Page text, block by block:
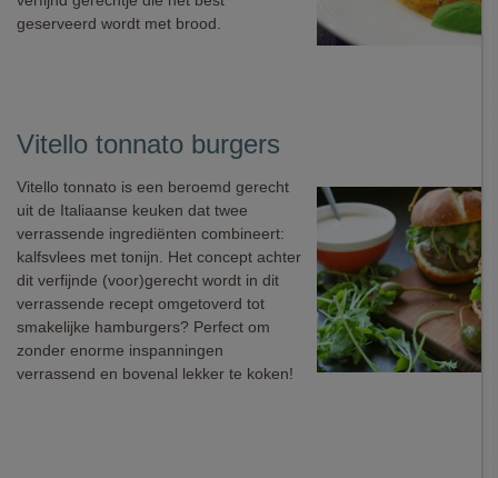
geserveerd wordt met brood.
Vitello tonnato burgers
Vitello tonnato is een beroemd gerecht
uit de Italiaanse keuken dat twee
verrassende ingrediënten combineert:
kalfsvlees met tonijn. Het concept achter
dit verfijnde (voor)gerecht wordt in dit
verrassende recept omgetoverd tot
smakelijke hamburgers? Perfect om
zonder enorme inspanningen
verrassend en bovenal lekker te koken!